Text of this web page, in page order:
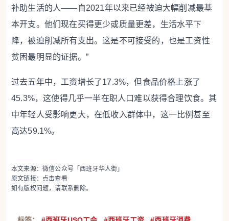
补助生活的人——自2021年以来已经被迫大幅削减最基
本开支。他们现在买得更少或质量更差，生活水平下
降，被迫削减所有支出。这是不可接受的，也是工资性
贫困最明显的证据。”
过去五年中，工资增长了17.3%，但食品价格上涨了
45.3%，这使得几乎一半在职人口难以获得合理饮食。其
中年轻人受影响更大，在低收入群体中，这一比例甚至
高达59.1%。
本文来源：微信公众号「西班牙华人街」
原文链接： 点击查看
如有版权问题，请联系删除。